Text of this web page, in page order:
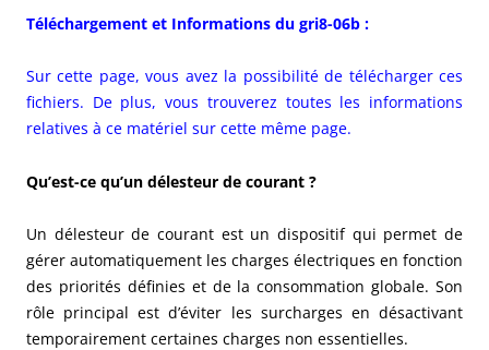
Téléchargement et Informations du gri8-06b :
Sur cette page, vous avez la possibilité de télécharger ces
fichiers. De plus, vous trouverez toutes les informations
relatives à ce matériel sur cette même page.
Qu’est-ce qu’un délesteur de courant ?
Un délesteur de courant est un dispositif qui permet de
gérer automatiquement les charges électriques en fonction
des priorités définies et de la consommation globale. Son
rôle principal est d’éviter les surcharges en désactivant
temporairement certaines charges non essentielles.